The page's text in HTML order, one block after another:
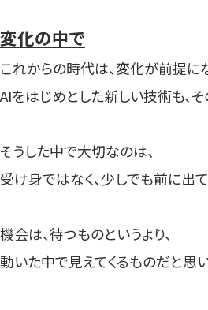
変化の中で
これからの時代は、変化が前提に
AIをはじめとした新しい技術も、そ
そうした中で大切なのは、
受け身ではなく、少しでも前に出て
機会は、待つものというより、
動いた中で見えてくるものだと思い